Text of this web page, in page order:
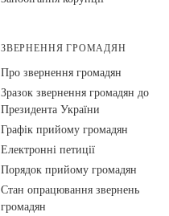
ЗВЕРНЕННЯ ГРОМАДЯН
Про звернення громадян
Зразок звернення громадян до
Президента України
Графік прийому громадян
Електронні петиції
Порядок прийому громадян
Стан опрацювання звернень
громадян